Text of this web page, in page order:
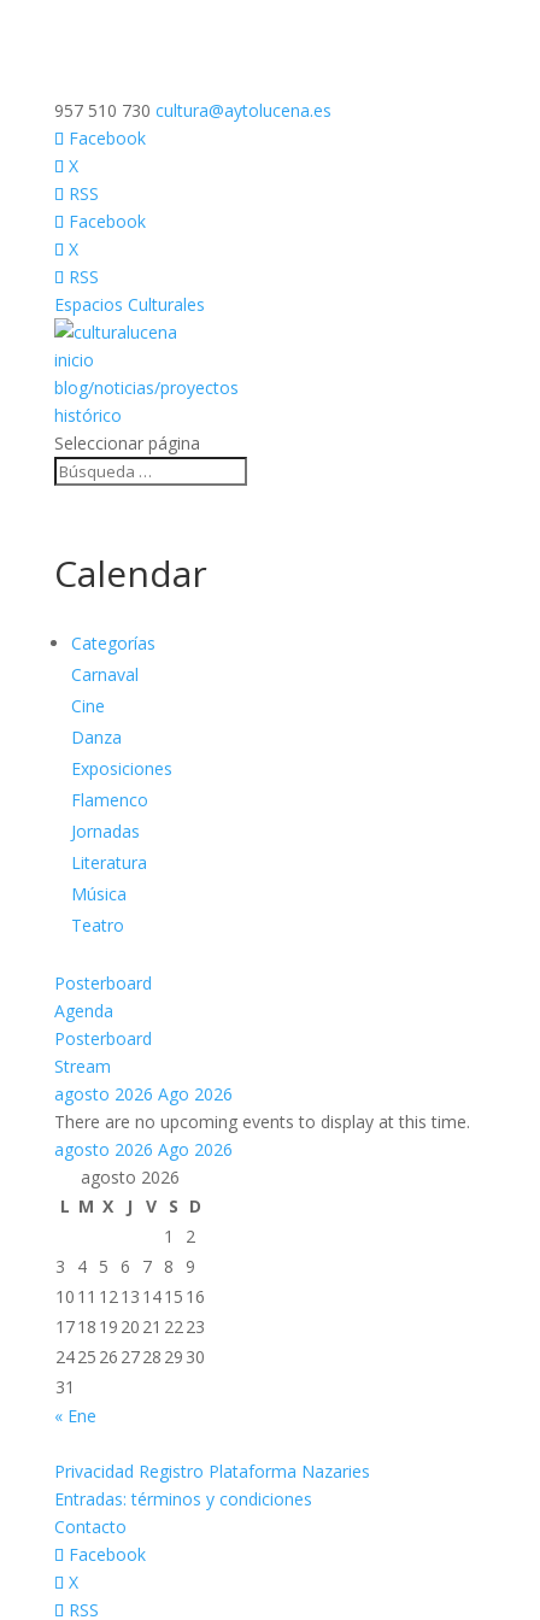
957 510 730 cultura@aytolucena.es
Facebook
X
RSS
Facebook
X
RSS
Espacios Culturales
inicio
blog/noticias/proyectos
histórico
Seleccionar página
Calendar
Categorías
Carnaval
Cine
Danza
Exposiciones
Flamenco
Jornadas
Literatura
Música
Teatro
Posterboard
Agenda
Posterboard
Stream
agosto 2026 Ago 2026
There are no upcoming events to display at this time.
agosto 2026 Ago 2026
agosto 2026
L M X J V S D
1
2
3
4 5 6 7 8
9
10 11 1213 1415 16
1718 19 20 21 2223
2425 26 2728 29 30
31
« Ene
Privacidad Registro Plataforma Nazaries
Entradas: términos y condiciones
Contacto
Facebook
X
RSS